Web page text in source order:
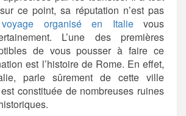
ce point, sa réputation n’est pas
organisé en Italievous
L’une des premières
de vous pousser à faire ce
est l’histoire de Rome. En effet,
parle sûrement de cette ville
constituée de nombreuses ruines